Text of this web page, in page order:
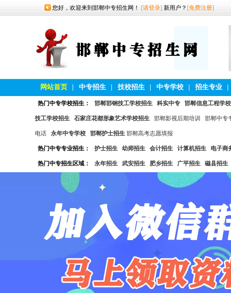
您好，欢迎来到邯郸中专招生网！ [请登录] 新用户？ [免费注册]
网站首页 中专招生 技校招生 中专学校 招生专业
热门中专学校招生： 邯郸邯钢技工学校招生 科实中专 邯郸信息工程学
技工学校招生 石家庄花都形象艺术学校招生 邯郸影视后期培训 邯郸中专
电话 永年中专学校 邯郸护士招生 邯郸高考志愿填报
热门中专专业招生： 护士招生 幼师招生 会计招生 计算机招生 电子商
热门中专招生区域： 永年招生 武安招生 肥乡招生 广平招生 磁县招生